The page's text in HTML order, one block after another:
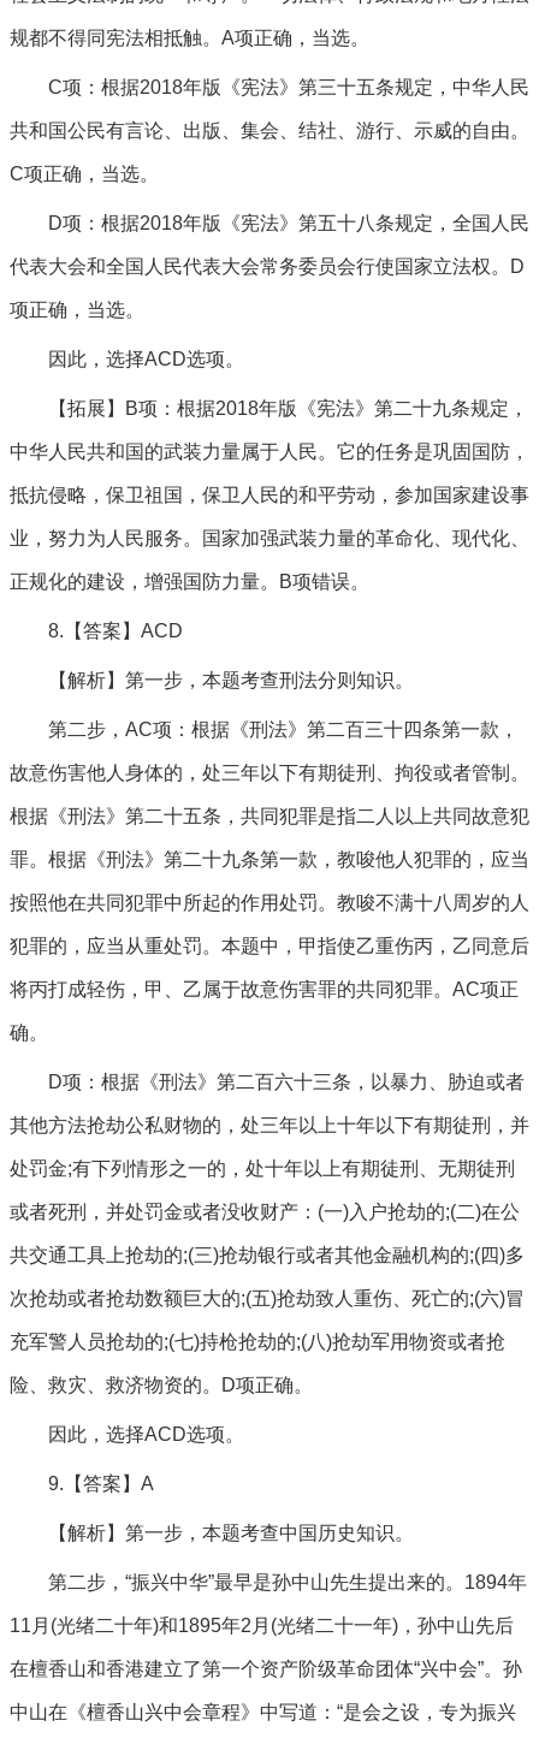
规都不得同宪法相抵触。A项正确，当选。
C项：根据2018年版《宪法》第三十五条规定，中华人民
共和国公民有言论、出版、集会、结社、游行、示威的自由。
C项正确，当选。
D项：根据2018年版《宪法》第五十八条规定，全国人民
代表大会和全国人民代表大会常务委员会行使国家立法权。D
项正确，当选。
因此，选择ACD选项。
【拓展】B项：根据2018年版《宪法》第二十九条规定，
中华人民共和国的武装力量属于人民。它的任务是巩固国防，
抵抗侵略，保卫祖国，保卫人民的和平劳动，参加国家建设事
业，努力为人民服务。国家加强武装力量的革命化、现代化、
正规化的建设，增强国防力量。B项错误。
8.【答案】ACD
【解析】第一步，本题考查刑法分则知识。
第二步，AC项：根据《刑法》第二百三十四条第一款，
故意伤害他人身体的，处三年以下有期徒刑、拘役或者管制。
根据《刑法》第二十五条，共同犯罪是指二人以上共同故意犯
罪。根据《刑法》第二十九条第一款，教唆他人犯罪的，应当
按照他在共同犯罪中所起的作用处罚。教唆不满十八周岁的人
犯罪的，应当从重处罚。本题中，甲指使乙重伤丙，乙同意后
将丙打成轻伤，甲、乙属于故意伤害罪的共同犯罪。AC项正
确。
D项：根据《刑法》第二百六十三条，以暴力、胁迫或者
其他方法抢劫公私财物的，处三年以上十年以下有期徒刑，并
处罚金;有下列情形之一的，处十年以上有期徒刑、无期徒刑
或者死刑，并处罚金或者没收财产：(一)入户抢劫的;(二)在公
共交通工具上抢劫的;(三)抢劫银行或者其他金融机构的;(四)多
次抢劫或者抢劫数额巨大的;(五)抢劫致人重伤、死亡的;(六)冒
充军警人员抢劫的;(七)持枪抢劫的;(八)抢劫军用物资或者抢
险、救灾、救济物资的。D项正确。
因此，选择ACD选项。
9.【答案】A
【解析】第一步，本题考查中国历史知识。
第二步，“振兴中华”最早是孙中山先生提出来的。1894年
11月(光绪二十年)和1895年2月(光绪二十一年)，孙中山先后
在檀香山和香港建立了第一个资产阶级革命团体“兴中会”。孙
中山在《檀香山兴中会章程》中写道：“是会之设，专为振兴